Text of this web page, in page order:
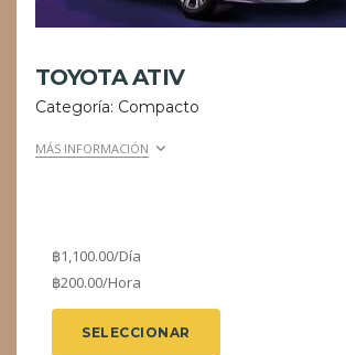
TOYOTA ATIV
Categoría: Compacto
MÁS INFORMACIÓN
฿1,100.00/Día
฿200.00/Hora
SELECCIONAR